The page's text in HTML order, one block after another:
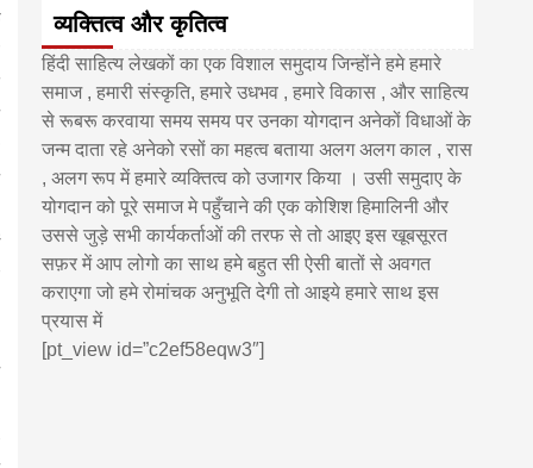
व्यक्तित्व और कृतित्व
हिंदी साहित्य लेखकों का एक विशाल समुदाय जिन्होंने हमे हमारे
समाज , हमारी संस्कृति, हमारे उधभव , हमारे विकास , और साहित्य
से रूबरू करवाया समय समय पर उनका योगदान अनेकों विधाओं के
जन्म दाता रहे अनेको रसों का महत्व बताया अलग अलग काल , रास
, अलग रूप में हमारे व्यक्तित्व को उजागर किया । उसी समुदाए के
योगदान को पूरे समाज मे पहुँचाने की एक कोशिश हिमालिनी और
उससे जुड़े सभी कार्यकर्ताओं की तरफ से तो आइए इस खूबसूरत
सफ़र में आप लोगो का साथ हमे बहुत सी ऐसी बातों से अवगत
कराएगा जो हमे रोमांचक अनुभूति देगी तो आइये हमारे साथ इस
प्रयास में
[pt_view id=”c2ef58eqw3″]